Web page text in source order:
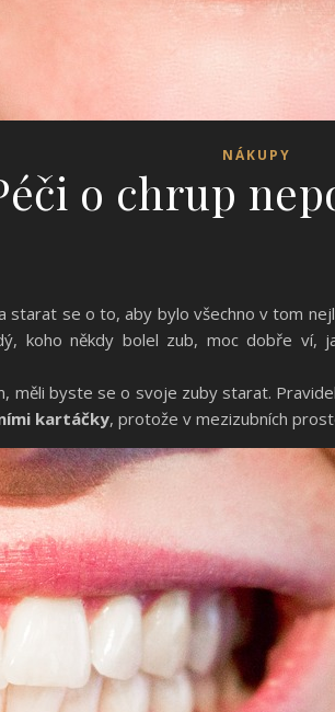
NÁKUPY
o chrup
starat se o to, aby bylo všechno v tom
koho někdy bolel zub, moc dobře
měli byste se o svoje zuby starat.
kartáčky, protože v mezizubních